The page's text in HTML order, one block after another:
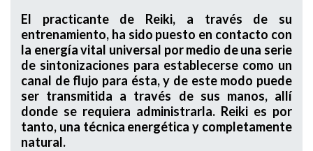
El practicante de Reiki, a través de su
entrenamiento, ha sido puesto en contacto con
la energía vital universal por medio de una serie
de sintonizaciones para establecerse como un
canal de flujo para ésta, y de este modo puede
ser transmitida a través de sus manos, allí
donde se requiera administrarla. Reiki es por
tanto, una técnica energética y completamente
natural.